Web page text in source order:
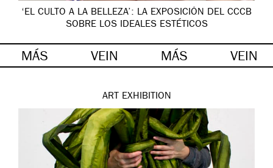
‘EL CULTO A LA BELLEZA’: LA EXPOSICIÓN DEL CCCB
SOBRE LOS IDEALES ESTÉTICOS
MÁS VEIN MÁS VEIN
ART EXHIBITION